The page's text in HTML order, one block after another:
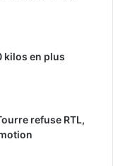
kilos en plus
refuse RTL,